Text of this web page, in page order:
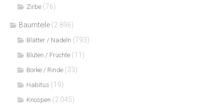
Zirbe (76)
Baumteile (2.896)
Blätter / Nadeln (793)
Blüten / Früchte (11)
Borke / Rinde (33)
Habitus (19)
Knospen (2.045)